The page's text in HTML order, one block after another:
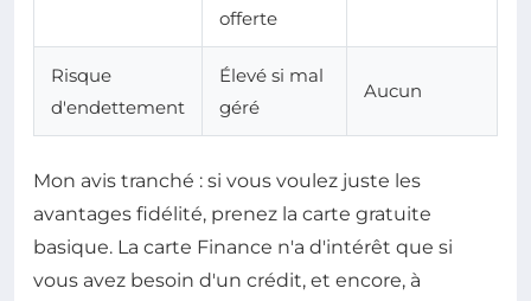
offerte
Risque
d'endettement
Élevé si mal
géré
Aucun
Mon avis tranché : si vous voulez juste les
avantages fidélité, prenez la carte gratuite
basique. La carte Finance n'a d'intérêt que si
vous avez besoin d'un crédit, et encore, à